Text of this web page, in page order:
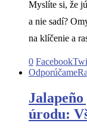
Myslíte si, že
a nie sadí?
na klíčenie a
0 Facebook
Odporúčame
Jalapeño
úrodu: